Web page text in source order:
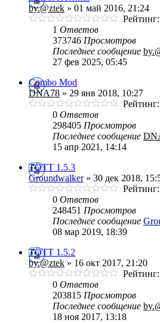
by.@ztek » 01 май 2016, 21:24
1 Ответов
373746 Просмотров
Последнее сообщение
27 фев 2025, 05:45
Combo Mod
DNA78 » 29 янв 2018, 10:27
0 Ответов
298405 Просмотров
Последнее сообщение
15 апр 2021, 14:14
ТОТТ 1.5.3
Groundwalker» 30 дек 2018,
0 Ответов
248451 Просмотров
Последнее сообщение
08 мар 2019, 18:39
TOTT 1.5.2
by.@ztek » 16 окт 2017, 21:20
0 Ответов
203815 Просмотров
Последнее сообщение
18 ноя 2017, 13:18